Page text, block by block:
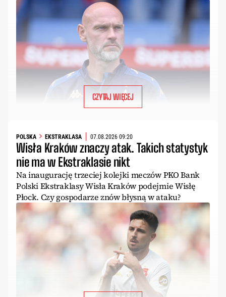
CZYTAJ WIĘCEJ
POLSKA EKSTRAKLASA 07.08.2026 09:20
Wisła Kraków znaczy atak. Takich statystyk
nie ma w Ekstraklasie nikt
Na inaugurację trzeciej kolejki meczów PKO Bank
Polski Ekstraklasy Wisła Kraków podejmie Wisłę
Płock. Czy gospodarze znów błysną w ataku?